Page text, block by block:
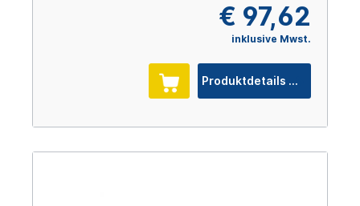
€ 97,62
inklusive Mwst.
Produktdetails